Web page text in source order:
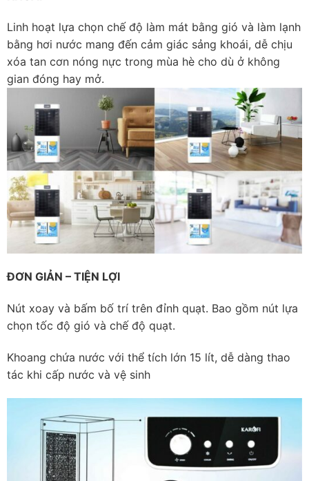
Linh hoạt lựa chọn chế độ làm mát bằng gió và làm lạnh
bằng hơi nước mang đến cảm giác sảng khoái, dễ chịu
xóa tan cơn nóng nực trong mùa hè cho dù ở không
gian đóng hay mở.
ĐƠN GIẢN – TIỆN LỢI
Nút xoay và bấm bố trí trên đỉnh quạt. Bao gồm nút lựa
chọn tốc độ gió và chế độ quạt.
Khoang chứa nước với thể tích lớn 15 lít, dễ dàng thao
tác khi cấp nước và vệ sinh